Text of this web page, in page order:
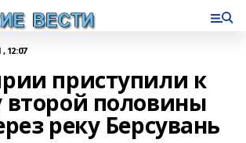
12:07
приступили к
второй половины
реку Берсувань